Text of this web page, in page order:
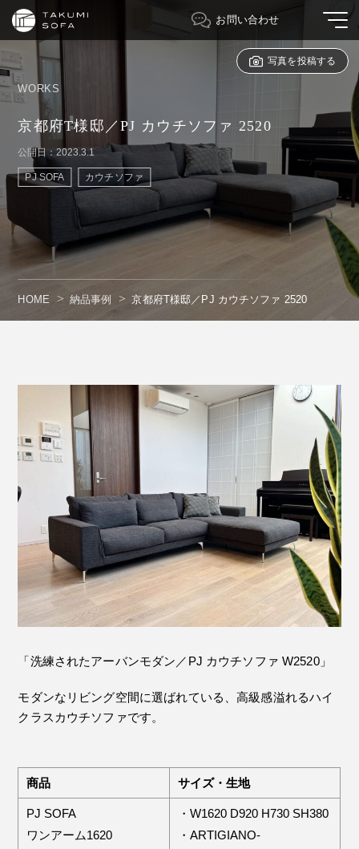
お問い合わせ
WORKS
京都府T様邸／PJ カウチソファ 2520
公開日：2023.3.1
PJ SOFA カウチソファ
HOME 納品事例 京都府T様邸／PJ カウチソファ 2520
写真を投稿する
「洗練されたアーバンモダン／PJ カウチソファ W2520」
モダンなリビング空間に選ばれている、高級感溢れるハイ
クラスカウチソファです。
商品 サイズ・生地
PJ SOFA
ワンアーム1620
・W1620 D920 H730 SH380
・ARTIGIANO-